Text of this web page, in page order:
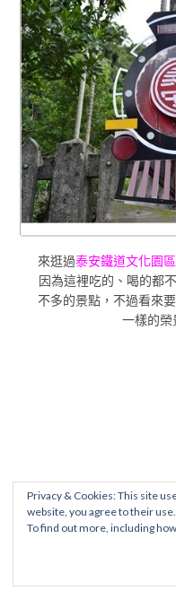
來逛過泰安鐵道文化園區
因為這裡吃的、喝的都
不多的景點，不過看來
一樣的榮
Privacy & Cookies: This site
website, you agree to their use.
To find out more, including